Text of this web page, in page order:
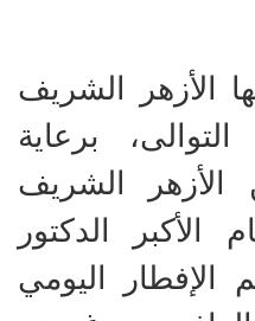
الأزهر الشريف
برعاية
الشريف
الأكبر الدكتور
الإفطار اليومي